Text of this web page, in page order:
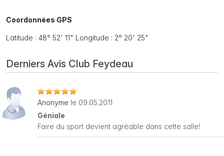
Coordonnées GPS
Latitude : 48° 52' 11" Longitude : 2° 20' 25"
Derniers Avis Club Feydeau
Anonyme le 09.05.2011
Géniale
Faire du sport devient agréable dans cette salle!